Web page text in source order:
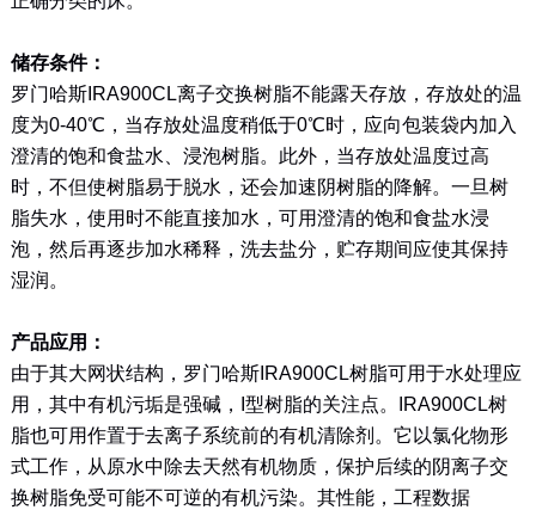
储存条件：
罗门哈斯IRA900CL离子交换树脂不能露天存放，存放处的温
度为0-40℃，当存放处温度稍低于0℃时，应向包装袋内加入
澄清的饱和食盐水、浸泡树脂。此外，当存放处温度过高
时，不但使树脂易于脱水，还会加速阴树脂的降解。一旦树
脂失水，使用时不能直接加水，可用澄清的饱和食盐水浸
泡，然后再逐步加水稀释，洗去盐分，贮存期间应使其保持
湿润。
产品应用：
由于其大网状结构，罗门哈斯IRA900CL树脂可用于水处理应
用，其中有机污垢是强碱，I型树脂的关注点。IRA900CL树
脂也可用作置于去离子系统前的有机清除剂。它以氯化物形
式工作，从原水中除去天然有机物质，保护后续的阴离子交
换树脂免受可能不可逆的有机污染。其性能，工程数据